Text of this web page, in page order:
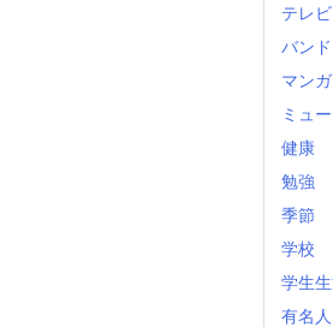
テレビ
バンド
マン
ミュ
健康
勉強
季節
学校
学生
有名人